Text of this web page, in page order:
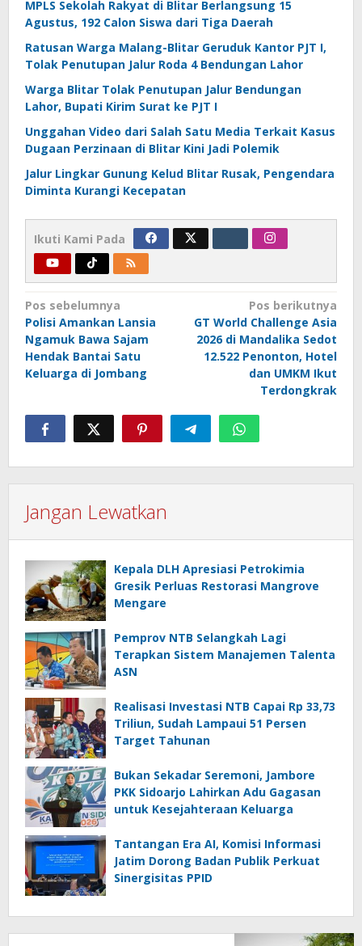
MPLS Sekolah Rakyat di Blitar Berlangsung 15
Agustus, 192 Calon Siswa dari Tiga Daerah
Ratusan Warga Malang-Blitar Geruduk Kantor PJT I,
Tolak Penutupan Jalur Roda 4 Bendungan Lahor
Warga Blitar Tolak Penutupan Jalur Bendungan
Lahor, Bupati Kirim Surat ke PJT I
Unggahan Video dari Salah Satu Media Terkait Kasus
Dugaan Perzinaan di Blitar Kini Jadi Polemik
Jalur Lingkar Gunung Kelud Blitar Rusak, Pengendara
Diminta Kurangi Kecepatan
Ikuti Kami Pada
Navigasi
pos
Pos sebelumnya
Polisi Amankan Lansia
Ngamuk Bawa Sajam
Hendak Bantai Satu
Keluarga di Jombang
Pos berikutnya
GT World Challenge Asia
2026 di Mandalika Sedot
12.522 Penonton, Hotel
dan UMKM Ikut
Terdongkrak
Jangan Lewatkan
Kepala DLH Apresiasi Petrokimia
Gresik Perluas Restorasi Mangrove
Mengare
Pemprov NTB Selangkah Lagi
Terapkan Sistem Manajemen Talenta
ASN
Realisasi Investasi NTB Capai Rp 33,73
Triliun, Sudah Lampaui 51 Persen
Target Tahunan
Bukan Sekadar Seremoni, Jambore
PKK Sidoarjo Lahirkan Adu Gagasan
untuk Kesejahteraan Keluarga
Tantangan Era AI, Komisi Informasi
Jatim Dorong Badan Publik Perkuat
Sinergisitas PPID